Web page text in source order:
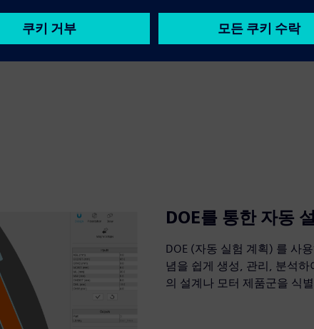
DOE를 통한 자동
DOE (자동 실험 계획) 를 사
념을 쉽게 생성, 관리, 분석
의 설계나 모터 제품군을 식